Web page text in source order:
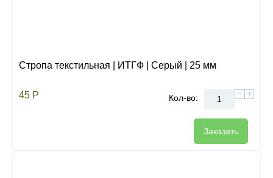
Стропа текстильная | ИТГФ | Серый | 25 мм
45 Р Кол-во: +
−
Заказать